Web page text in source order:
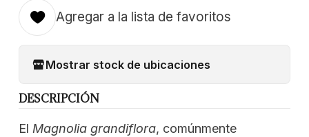
Agregar a la lista de favoritos
Mostrar stock de ubicaciones
DESCRIPCIÓN
El Magnolia grandiflora, comúnmente